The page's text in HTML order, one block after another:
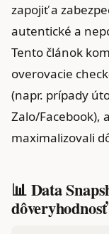
zapojiť a
autentické a
Tento článok
overovacie
(napr. prípady
Zalo/Facebook),
maximalizovali
📊 Data